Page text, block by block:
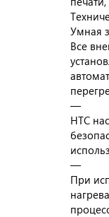
Умная
Все
—
НТС
—
При